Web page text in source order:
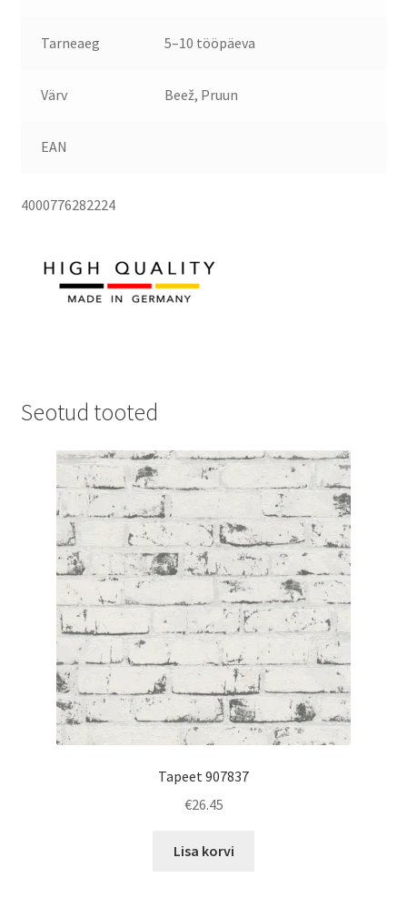
Tarneaeg 5–10 tööpäeva
Värv Beež, Pruun
EAN
4000776282224
Seotud tooted
Tapeet 907837
€26.45
Lisa korvi